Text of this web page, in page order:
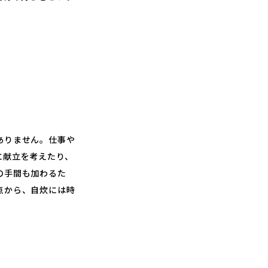
りません。仕事や
立を考えたり、
手間も加わるた
から、自炊には時